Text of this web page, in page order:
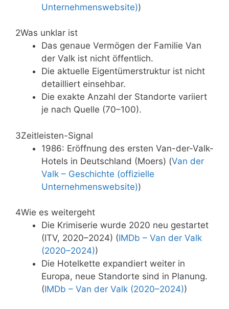
Unternehmenswebsite))
2Was unklar ist
Das genaue Vermögen der Familie Van
der Valk ist nicht öffentlich.
Die aktuelle Eigentümerstruktur ist nicht
detailliert einsehbar.
Die exakte Anzahl der Standorte variiert
je nach Quelle (70–100).
3Zeitleisten-Signal
1986: Eröffnung des ersten Van-der-Valk-
Hotels in Deutschland (Moers) (Van der
Valk – Geschichte (offizielle
Unternehmenswebsite))
4Wie es weitergeht
Die Krimiserie wurde 2020 neu gestartet
(ITV, 2020–2024) (IMDb – Van der Valk
(2020–2024))
Die Hotelkette expandiert weiter in
Europa, neue Standorte sind in Planung.
(IMDb – Van der Valk (2020–2024))